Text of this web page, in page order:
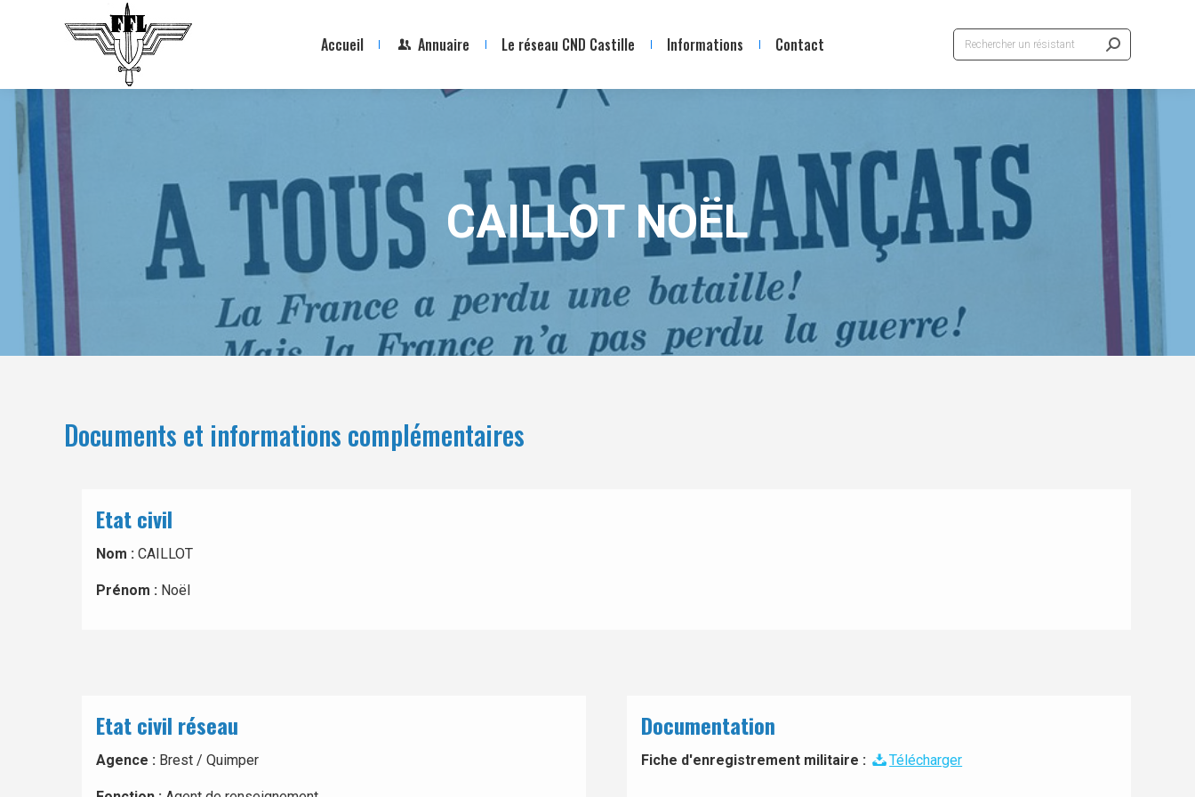
Accueil Annuaire Le réseau CND Castille Informations Contact
Recherche
:
CAILLOT NOËL
Documents et informations complémentaires
Etat civil
Nom : CAILLOT
Prénom : Noël
Etat civil réseau
Agence : Brest / Quimper
Documentation
Fiche d'enregistrement militaire : Télécharger